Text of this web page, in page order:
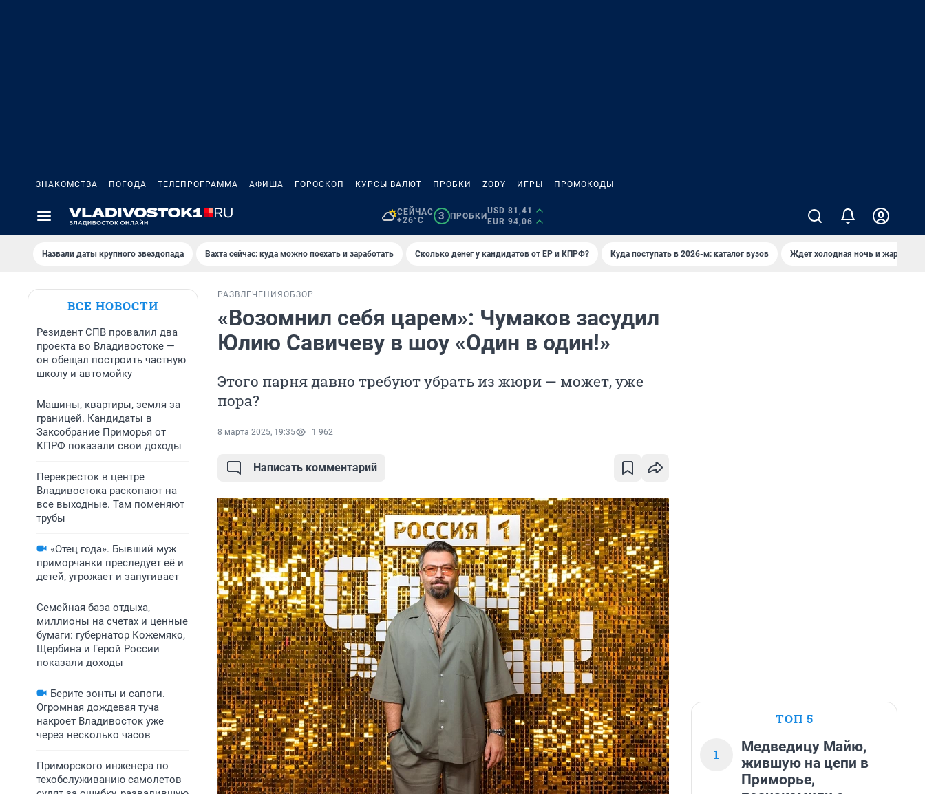
ЗНАКОМСТВА ПОГОДА ТЕЛЕПРОГРАММА АФИША ГОРОСКОП КУРСЫ ВАЛЮТ ПРОБКИ ZODY ИГРЫ ПРОМОКОДЫ
СЕЙЧАС
+26°C
3 ПРОБКИ
USD 81,41
EUR 94,06
Назвали даты крупного звездопада Вахта сейчас: куда можно поехать и заработать Сколько денег у кандидатов от ЕР и КПРФ? Куда поступать в 2026-м: каталог вузов Ждет холодная ночь и жаркий
ВСЕ НОВОСТИ
Резидент СПВ провалил два
проекта во Владивостоке —
он обещал построить частную
школу и автомойку
Машины, квартиры, земля за
границей. Кандидаты в
Заксобрание Приморья от
КПРФ показали свои доходы
Перекресток в центре
Владивостока раскопают на
все выходные. Там поменяют
трубы
«Отец года». Бывший муж
приморчанки преследует её и
детей, угрожает и запугивает
Семейная база отдыха,
миллионы на счетах и ценные
бумаги: губернатор Кожемяко,
Щербина и Герой России
показали доходы
Берите зонты и сапоги.
Огромная дождевая туча
накроет Владивосток уже
через несколько часов
Приморского инженера по
техобслуживанию самолетов
РАЗВЛЕЧЕНИЯ ОБЗОР
«Возомнил себя царем»: Чумаков засудил
Юлию Савичеву в шоу «Один в один!»
Этого парня давно требуют убрать из жюри — может, уже
пора?
8 марта 2025, 19:35 1 962
Написать комментарий
ТОП 5
1
Медведицу Майю,
жившую на цепи в
Приморье,